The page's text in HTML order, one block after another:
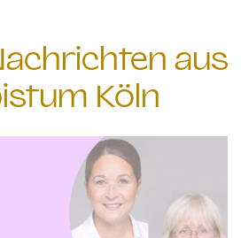
aus
Köln